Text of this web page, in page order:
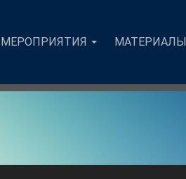
МЕРОПРИЯТИЯ МАТЕРИАЛЫ